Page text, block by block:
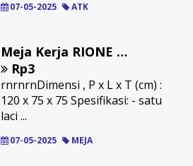
07-05-2025 ATK
Meja Kerja RIONE Setengah Biro Gama UP-12075
Rp3
rnrnrnDimensi , P x L x T (cm) :
120 x 75 x 75 Spesifikasi: - satu
laci ...
07-05-2025 MEJA